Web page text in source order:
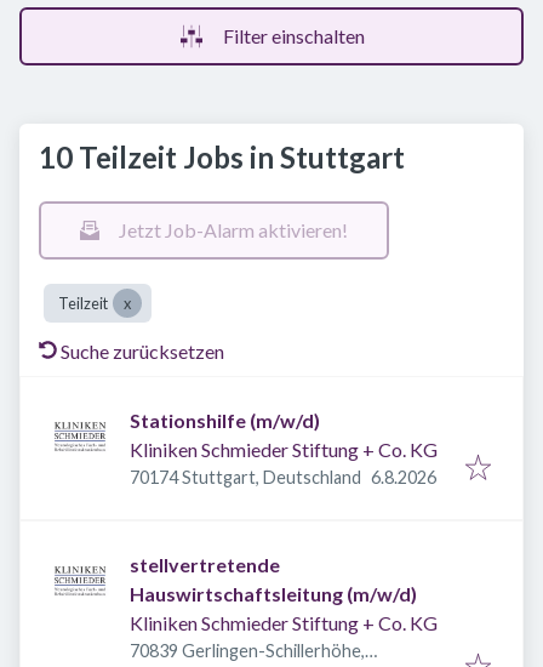
Filter einschalten
10 Teilzeit Jobs in Stuttgart
Jetzt Job-Alarm aktivieren!
Teilzeit
Suche zurücksetzen
Stationshilfe (m/w/d)
Kliniken Schmieder Stiftung + Co. KG
70174 Stuttgart, Deutschland Veröffentlicht:
6.8.2026
stellvertretende
Hauswirtschaftsleitung (m/w/d)
Kliniken Schmieder Stiftung + Co. KG
70839 Gerlingen-Schillerhöhe,